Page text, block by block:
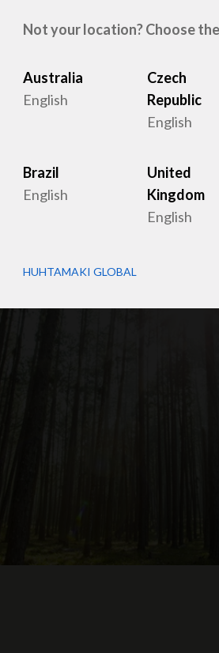
Not your location? Choose
Australia
English
Czech
Republic
English
Brazil
English
United
Kingdom
English
HUHTAMAKI GLOBAL